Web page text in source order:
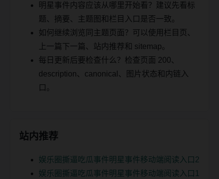
明星事件内容应该从哪里开始看？建议先看标
题、摘要、主题图和栏目入口是否一致。
如何继续浏览同主题页面？可以使用栏目页、
上一篇下一篇、站内推荐和 sitemap。
每日更新后要检查什么？检查页面 200、
description、canonical、图片状态和内链入
口。
站内推荐
娱乐圈撕逼吃瓜事件明星事件移动端阅读入口2
娱乐圈撕逼吃瓜事件明星事件移动端阅读入口1